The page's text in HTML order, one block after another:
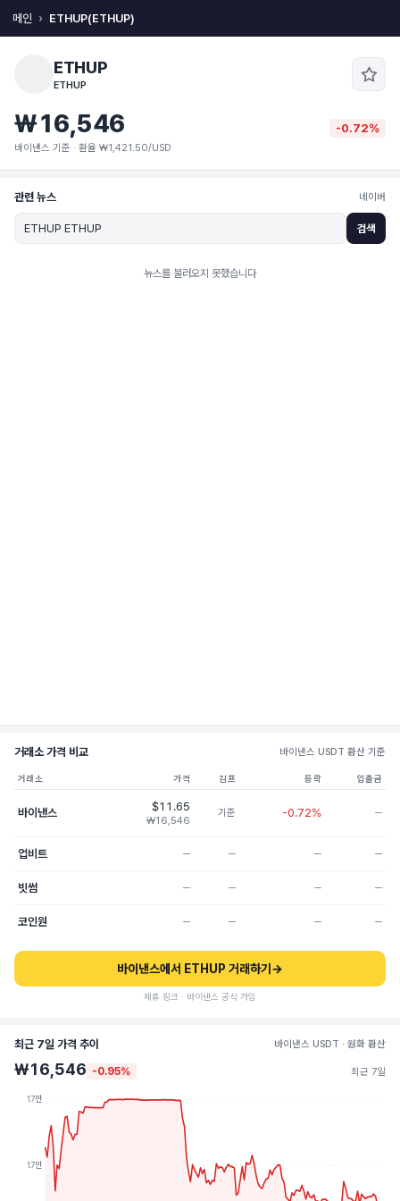
메인 ETHUP(ETHUP)
ETHUP
ETHUP
₩16,546 -0.72%
바이낸스 기준 · 환율 ₩1,421.50/USD
관련 뉴스 네이버
검색
뉴스를 불러오지 못했습니다
거래소 가격 비교 바이낸스 USDT 환산 기준
거래소 가격 김프 등락 입출금
바이낸스 $11.65
₩16,546
기준 -0.72% ─
업비트 ─ ─ ─ ─
빗썸 ─ ─ ─ ─
코인원 ─ ─ ─ ─
바이낸스에서 ETHUP 거래하기 →
제휴 링크 · 바이낸스 공식 가입
최근 7일 가격 추이 바이낸스 USDT · 원화 환산
₩16,546 -0.95% 최근 7일
1.7만
1.7만